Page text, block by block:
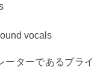
vocals
ーターであるブライ